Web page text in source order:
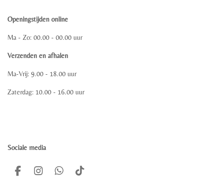
Openingstijden online
Ma - Zo: 00.00 - 00.00 uur
Verzenden en afhalen
Ma-Vrij: 9.00 - 18.00 uur
Zaterdag: 10.00 - 16.00 uur
Sociale media
F
I
W
T